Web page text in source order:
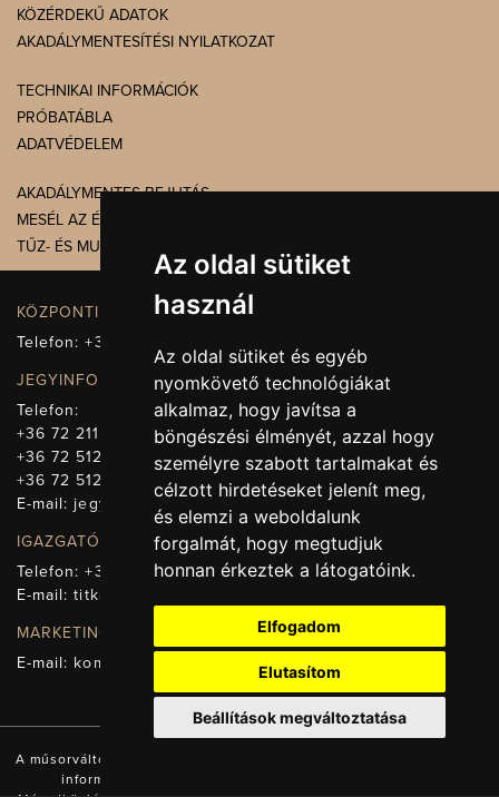
Az oldal sütiket
használ
Az oldal sütiket és egyéb
nyomkövető technológiákat
alkalmaz, hogy javítsa a
böngészési élményét, azzal hogy
személyre szabott tartalmakat és
célzott hirdetéseket jelenít meg,
és elemzi a weboldalunk
forgalmát, hogy megtudjuk
honnan érkeztek a látogatóink.
Elfogadom
Elutasítom
Beállítások megváltoztatása
KÖZÉRDEKŰ ADATOK
AKADÁLYMENTESÍTÉSI NYILATKOZAT
TECHNIKAI INFORMÁCIÓK
PRÓBATÁBLA
ADATVÉDELEM
AKADÁLYMENTES BEJUTÁS
MESÉL AZ ÉPÜLET
TŰZ- ÉS MUNKAVÉDELEM
KÖZPONTI ELÉRHETŐSÉG, TELEFONKÖZPONT
Telefon:+36 72 512-660
JEGYINFORMÁCIÓ
Telefon:
+36 72 211-965
+36 72 512-669
+36 72 512-675
E-mail: jegy@pnsz.hu
IGAZGATÓSÁG, TITKÁRSÁG
Telefon:+36 72 512-671
E-mail:titkarsag@pnsz.hu
MARKETING, SAJTÓ, KOMMUNIKÁCIÓ
E-mail: kommunikacio@pnsz.hu
A műsorváltozás jogát fenntartjuk! A honlapon található valamennyi
információ a Pécsi Nemzeti Színház tulajdonát képezi.